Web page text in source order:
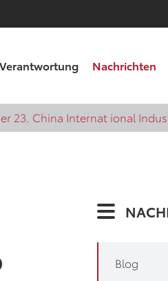
Nachrichten
23. China Internat ional
Blog